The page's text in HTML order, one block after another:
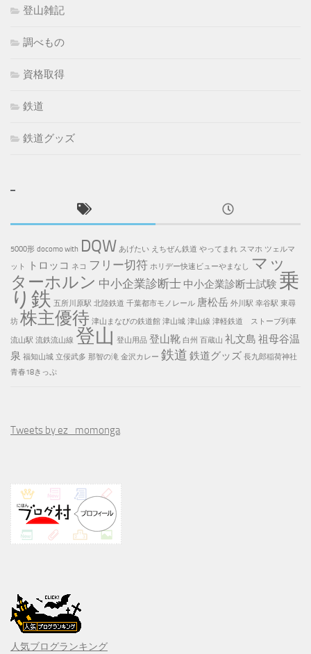
登山雑記
調べもの
資格取得
鉄道
鉄道グッズ
5000形 docomo with DQW あげたい えちぜん鉄道 やってまれ スマホ ツェルマ
ット
トロッコ ネコ フリー切符 ホリデー快速ビューやまなし マッ
ターホルン 中小企業診断士 中小企業診断士試験 乗
り鉄 五所川原駅 北陸鉄道 千葉都市モノレール 唐松岳 外川駅 幸谷駅 東尋
坊 株主優待 津山まなびの鉄道館 津山城 津山線 津軽鉄道 ストーブ列車
流山駅 流鉄流山線 登山 登山用品 登山靴 白州 百蔵山 礼文島 祖母谷温
泉 福知山城 立佞武多 那智の滝 金沢カレー 鉄道 鉄道グッズ 長九郎稲荷神社
青春18きっぷ
Tweets by ez_momonga
人気ブログランキング